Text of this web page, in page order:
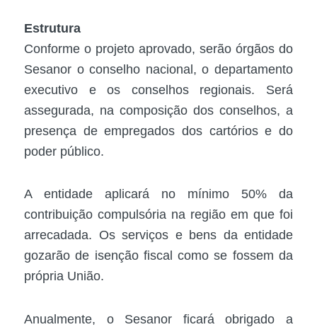
Estrutura
Conforme o projeto aprovado, serão órgãos do
Sesanor o conselho nacional, o departamento
executivo e os conselhos regionais. Será
assegurada, na composição dos conselhos, a
presença de empregados dos cartórios e do
poder público.
A entidade aplicará no mínimo 50% da
contribuição compulsória na região em que foi
arrecadada. Os serviços e bens da entidade
gozarão de isenção fiscal como se fossem da
própria União.
Anualmente, o Sesanor ficará obrigado a